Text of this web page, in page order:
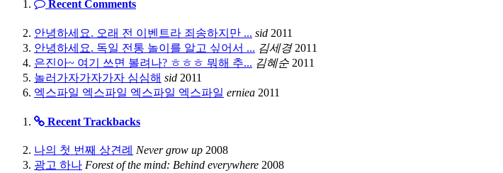
Recent Comments
안녕하세요. 오래 전 이벤트라 죄송하지만 ... sid 2011
안녕하세요. 독일 전통 놀이를 알고 싶어서 ... 김세경 2011
은진아~ 여기 쓰면 볼려나? ㅎㅎㅎ 뭐해 추... 김혜순 2011
놀러가자가자가자 심심해 sid 2011
엑스파일 엑스파일 엑스파일 엑스파일 erniea 2011
Recent Trackbacks
나의 첫 번째 상견례 Never grow up 2008
광고 하나 Forest of the mind: Behind everywhere 2008